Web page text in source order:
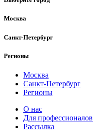
Москва
Санкт-Петербург
Регионы
Москва
Санкт-Петербург
Регионы
О нас
Для профессионалов
Рассылка